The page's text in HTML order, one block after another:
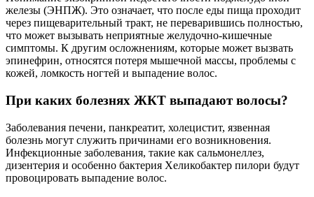
железы (ЭНПЖ). Это означает, что после еды пища проходит
через пищеварительный тракт, не переварившись полностью,
что может вызывать неприятные желудочно-кишечные
симптомы. К другим осложнениям, которые может вызвать
эпинефрин, относятся потеря мышечной массы, проблемы с
кожей, ломкость ногтей и выпадение волос.
При каких болезнях ЖКТ выпадают волосы?
Заболевания печени, панкреатит, холецистит, язвенная
болезнь могут служить причинами его возникновения.
Инфекционные заболевания, такие как сальмонеллез,
дизентерия и особенно бактерия Хеликобактер пилори будут
провоцировать выпадение волос.